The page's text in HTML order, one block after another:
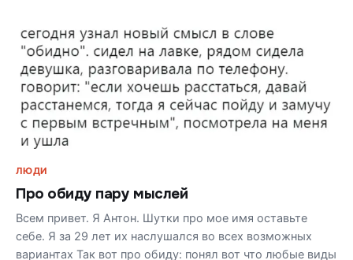
ЛЮДИ
Про обиду пару мыслей
Всем привет. Я Антон. Шутки про мое имя оставьте
себе. Я за 29 лет их наслушался во всех возможных
вариантах Так вот про обиду: понял вот что любые виды